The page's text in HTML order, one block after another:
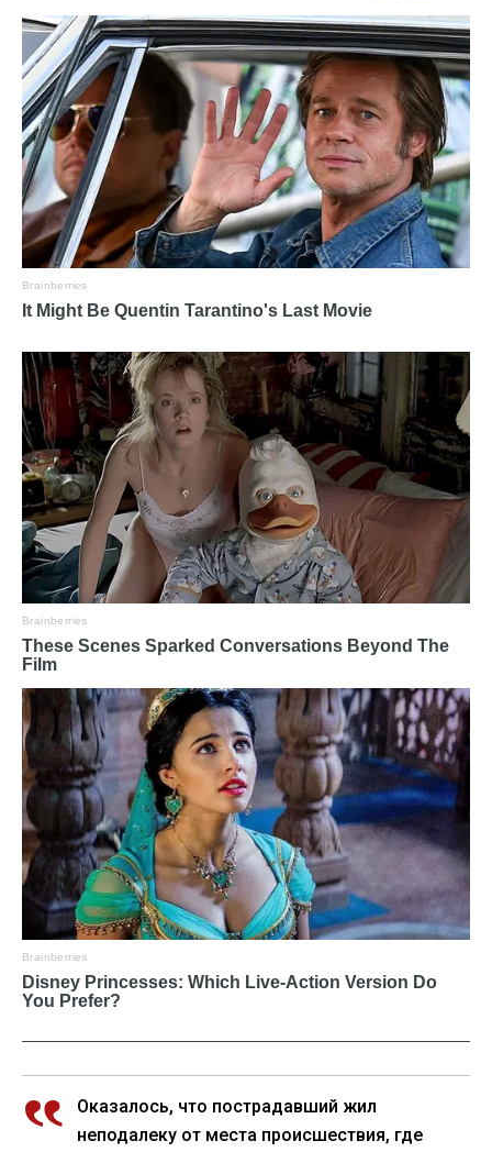
Оказалось, что пострадавший жил
неподалеку от места происшествия, где